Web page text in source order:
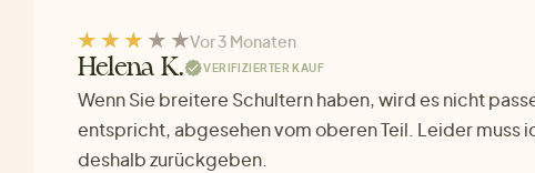
Vor 3 Monaten
Helena K. VERIFIZIERTER KAUF
Wenn Sie breitere Schultern haben, wird es nicht
entspricht, abgesehen vom oberen Teil. Leider muss
deshalb zurückgeben.